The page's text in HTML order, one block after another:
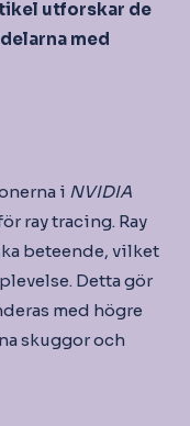
utforskar de
med
i NVIDIA
ray tracing. Ray
beteende, vilket
Detta gör
med högre
skuggor och